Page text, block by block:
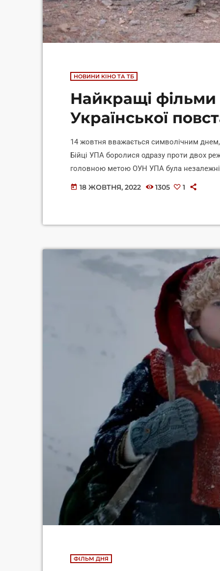
НОВИНИ КІНО ТА ТБ
Найкращі фільми
Української
14 жовтня вважається символічним
Бійці УПА боролися одразу проти двох
головною метою ОУН УПА була
поринути у світ почуттів захисників
today 18 ЖОВТНЯ, 2022 1305 1
ФІЛЬМ ДНЯ